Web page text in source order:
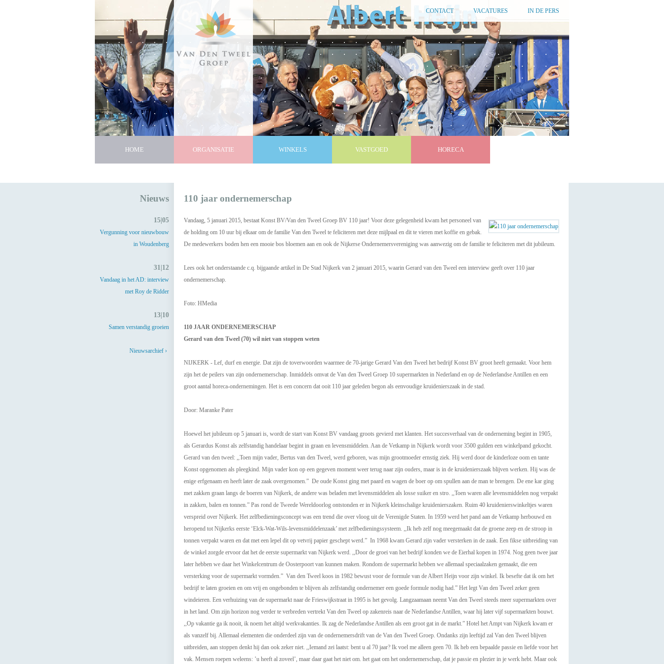
CONTACT VACATURES IN DE PERS
HOME ORGANISATIE WINKELS VASTGOED HORECA
Nieuws
15|05
Vergunning voor nieuwbouw
in Woudenberg
31|12
Vandaag in het AD: interview
met Roy de Ridder
13|10
Samen verstandig groeien
Nieuwsarchief ›
110 jaar ondernemerschap
Vandaag, 5 januari 2015, bestaat Konst BV/Van den Tweel Groep BV 110 jaar! Voor deze gelegenheid kwam het personeel van
de holding om 10 uur bij elkaar om de familie Van den Tweel te feliciteren met deze mijlpaal en dit te vieren met koffie en gebak.
De medewerkers boden hen een mooie bos bloemen aan en ook de Nijkerse Ondernemersvereniging was aanwezig om de familie te feliciteren met dit jubileum.
Lees ook het onderstaande c.q. bijgaande artikel in De Stad Nijkerk van 2 januari 2015, waarin Gerard van den Tweel een interview geeft over 110 jaar
ondernemerschap.
Foto: HMedia
110 JAAR ONDERNEMERSCHAP
Gerard van den Tweel (70) wil niet van stoppen weten
NIJKERK - Lef, durf en energie. Dat zijn de toverwoorden waarmee de 70-jarige Gerard Van den Tweel het bedrijf Konst BV groot heeft gemaakt. Voor hem
zijn het de peilers van zijn ondernemerschap. Inmiddels omvat de Van den Tweel Groep 10 supermarkten in Nederland en op de Nederlandse Antillen en een
groot aantal horeca-ondernemingen. Het is een concern dat ooit 110 jaar geleden begon als eenvoudige kruidenierszaak in de stad.
Door: Maranke Pater
Hoewel het jubileum op 5 januari is, wordt de start van Konst BV vandaag groots gevierd met klanten. Het succesverhaal van de onderneming begint in 1905,
als Gerardus Konst als zelfstandig handelaar begint in graan en levensmiddelen. Aan de Vetkamp in Nijkerk wordt voor 3500 gulden een winkelpand gekocht.
Gerard van den tweel: ,,Toen mijn vader, Bertus van den Tweel, werd geboren, was mijn grootmoeder ernstig ziek. Hij werd door de kinderloze oom en tante
Konst opgenomen als pleegkind. Mijn vader kon op een gegeven moment weer terug naar zijn ouders, maar is in de kruidenierszaak blijven werken. Hij was de
enige erfgenaam en heeft later de zaak overgenomen.” De oude Konst ging met paard en wagen de boer op om spullen aan de man te brengen. De ene kar ging
met zakken graan langs de boeren van Nijkerk, de andere was beladen met levensmiddelen als losse suiker en stro. ,,Toen waren alle levensmiddelen nog verpakt
in zakken, balen en tonnen.” Pas rond de Tweede Wereldoorlog ontstonden er in Nijkerk kleinschalige kruidenierszaken. Ruim 40 kruidenierswinkeltjes waren
verspreid over Nijkerk. Het zelfbedieningsconcept was een trend die over vloog uit de Verenigde Staten. In 1959 werd het pand aan de Vetkamp herbouwd en
heropend tot Nijkerks eerste ‘Elck-Wat-Wils-levensmiddelenzaak’ met zelfbedieningssysteem. ,,Ik heb zelf nog meegemaakt dat de groene zeep en de stroop in
tonnen verpakt waren en dat met een lepel dit op vetvrij papier geschept werd.” In 1968 kwam Gerard zijn vader versterken in de zaak. Een fikse uitbreiding van
de winkel zorgde ervoor dat het de eerste supermarkt van Nijkerk werd. ,,Door de groei van het bedrijf konden we de Eierhal kopen in 1974. Nog geen twee jaar
later hebben we daar het Winkelcentrum de Oosterpoort van kunnen maken. Rondom de supermarkt hebben we allemaal speciaalzaken gemaakt, die een
versterking voor de supermarkt vormden.” Van den Tweel koos in 1982 bewust voor de formule van de Albert Heijn voor zijn winkel. Ik besefte dat ik om het
bedrijf te laten groeien en om vrij en ongebonden te blijven als zelfstandig ondernemer een goede formule nodig had.” Het legt Van den Tweel zeker geen
windeieren. Een verhuizing van de supermarkt naar de Frieswijkstraat in 1995 is het gevolg. Langzaamaan neemt Van den Tweel steeds meer supermarkten over
in het land. Om zijn horizon nog verder te verbreden vertrekt Van den Tweel op zakenreis naar de Nederlandse Antillen, waar hij later vijf supermarkten bouwt.
,,Op vakantie ga ik nooit, ik noem het altijd werkvakanties. Ik zag de Nederlandse Antillen als een groot gat in de markt.” Hotel het Ampt van Nijkerk kwam er
als vanzelf bij. Allemaal elementen die onderdeel zijn van de ondernemersdrift van de Van den Tweel Groep. Ondanks zijn leeftijd zal Van den Tweel blijven
uitbreiden, aan stoppen denkt hij dan ook zeker niet. ,,Iemand zei laatst: bent u al 70 jaar? Ik voel me alleen geen 70. Ik heb een bepaalde passie en liefde voor het
vak. Mensen roepen weleens: ’u heeft al zoveel’, maar daar gaat het niet om. het gaat om het ondernemerschap, dat je passie en plezier in je werk hebt. Maar ook